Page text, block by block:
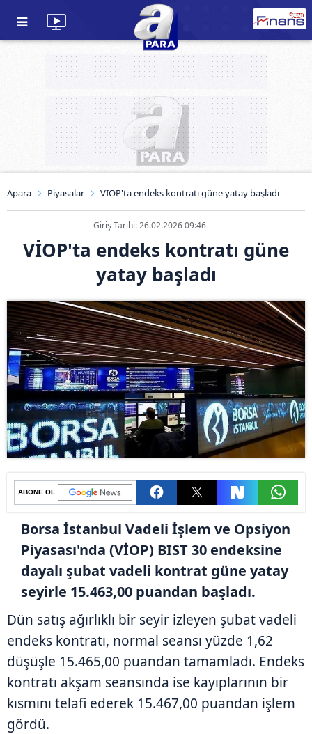
Apara Piyasalar VİOP'ta endeks kontratı güne yatay başladı
Giriş Tarihi: 26.02.2026 09:46
VİOP'ta endeks kontratı güne
yatay başladı
ABONE OL
Borsa İstanbul Vadeli İşlem ve Opsiyon
Piyasası'nda (VİOP) BIST 30 endeksine
dayalı şubat vadeli kontrat güne yatay
seyirle 15.463,00 puandan başladı.
Dün satış ağırlıklı bir seyir izleyen şubat vadeli
endeks kontratı, normal seansı yüzde 1,62
düşüşle 15.465,00 puandan tamamladı. Endeks
kontratı akşam seansında ise kayıplarının bir
kısmını telafi ederek 15.467,00 puandan işlem
gördü.